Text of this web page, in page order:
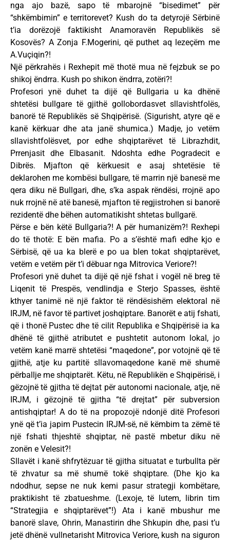
nga ajo bazë, sapo të mbarojnë “bisedimet” për
“shkëmbimin” e territorevet? Kush do ta detyrojë Sërbinë
t’ia dorëzojë faktikisht Anamoravën Republikës së
Kosovës? A Zonja F.Mogerini, që puthet aq lezeçëm me
A.Vuçiqin?!
Një përkrahës i Rexhepit më thotë mua në fejzbuk se po
shikoj ëndrra. Kush po shikon ëndrra, zotëri?!
Profesori ynë duhet ta dijë që Bullgaria u ka dhënë
shtetësi bullgare të gjithë gollobordasvet sllavishtfolës,
banorë të Republikës së Shqipërisë. (Sigurisht, atyre që e
kanë kërkuar dhe ata janë shumica.) Madje, jo vetëm
sllavishtfolësvet, por edhe shqiptarëvet të Librazhdit,
Prrenjasit dhe Elbasanit. Ndoshta edhe Pogradecit e
Dibrës. Mjafton që kërkuesit e asaj shtetësie të
deklarohen me kombësi bullgare, të marrin një banesë me
qera diku në Bullgari, dhe, s’ka aspak rëndësi, rrojnë apo
nuk rrojnë në atë banesë, mjafton të regjistrohen si banorë
rezidentë dhe bëhen automatikisht shtetas bullgarë.
Përse e bën këtë Bullgaria?! A për humanizëm?! Rexhepi
do të thotë: E bën mafia. Po a s’është mafi edhe kjo e
Sërbisë, që ua ka blerë e po ua blen tokat shqiptarëvet,
vetëm e vetëm për t’i dëbuar nga Mitrovica Veriore?!
Profesori ynë duhet ta dijë që një fshat i vogël në breg të
Liqenit të Prespës, vendlindja e Sterjo Spasses, është
kthyer tanimë në një faktor të rëndësishëm elektoral në
IRJM, në favor të partivet joshqiptare. Banorët e atij fshati,
që i thonë Pustec dhe të cilit Republika e Shqipërisë ia ka
dhënë të gjithë atributet e pushtetit autonom lokal, jo
vetëm kanë marrë shtetësi “maqedone”, por votojnë që të
gjithë, atje ku partitë sllavomaqedone kanë më shumë
përballje me shqiptarët. Këtu, në Republikën e Shqipërisë, i
gëzojnë të gjitha të dejtat për autonomi nacionale, atje, në
IRJM, i gëzojnë të gjitha “të drejtat” për subversion
antishqiptar! A do të na propozojë ndonjë ditë Profesori
ynë që t’ia japim Pustecin IRJM-së, në këmbim ta zëmë të
një fshati thjeshtë shqiptar, në pastë mbetur diku në
zonën e Velesit?!
Sllavët i kanë shfrytëzuar të gjitha situatat e turbullta për
të zhvatur sa më shumë tokë shqiptare. (Dhe kjo ka
ndodhur, sepse ne nuk kemi pasur strategji kombëtare,
praktikisht të zbatueshme. (Lexoje, të lutem, librin tim
“Strategjia e shqiptarëvet”!) Ata i kanë mbushur me
banorë slave, Ohrin, Manastirin dhe Shkupin dhe, pasi t’u
jetë dhënë vullnetarisht Mitrovica Veriore, kush na siguron